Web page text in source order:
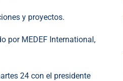
y proyectos.
por MEDEF International,
24 con el presidente